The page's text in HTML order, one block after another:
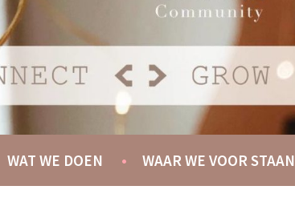
WAT WE DOEN WAAR WE VOOR STAAN